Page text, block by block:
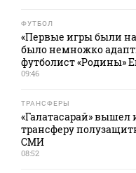
ФУТБОЛ
«Первые игры были
было немножко
футболист «Родины»
09:46
ТРАНСФЕРЫ
«Галатасарай» вышел
трансферу
СМИ
08:52